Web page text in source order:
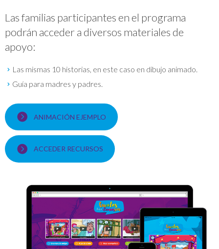
Las familias participantes en el programa
podrán acceder a diversos materiales de
apoyo:
Las mismas 10 historias, en este caso en dibujo animado.
Guía para madres y padres.
ANIMACIÓN EJEMPLO
ACCEDER RECURSOS